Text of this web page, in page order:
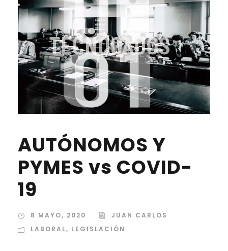
AUTÓNOMOS Y
PYMES vs COVID-
19
8 MAYO, 2020
JUAN CARLOS
LABORAL, LEGISLACIÓN